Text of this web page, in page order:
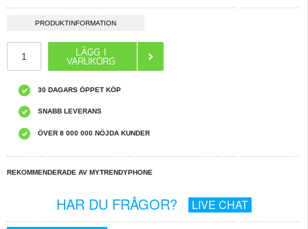
PRODUKTINFORMATION
30 DAGARS ÖPPET KÖP
SNABB LEVERANS
ÖVER 8 000 000 NÖJDA KUNDER
REKOMMENDERADE AV MYTRENDYPHONE
HAR DU FRÅGOR? LIVE CHAT